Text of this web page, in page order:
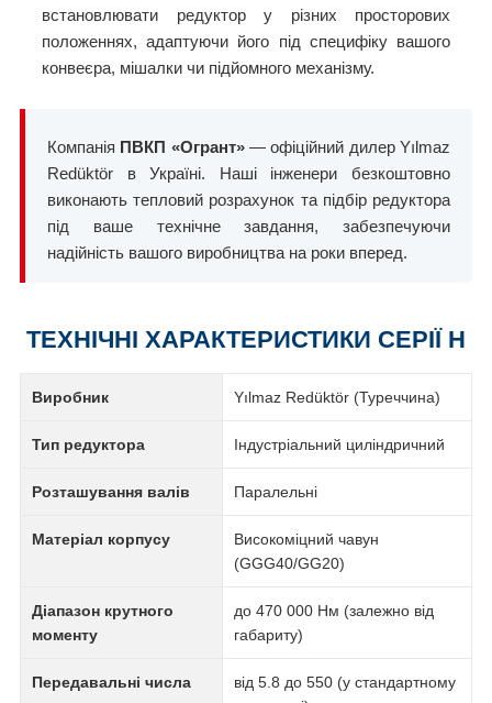
встановлювати редуктор у різних просторових
положеннях, адаптуючи його під специфіку вашого
конвеєра, мішалки чи підйомного механізму.
Компанія ПВКП «Огрант»— офіційний дилер Yılmaz
Redüktör в Україні. Наші інженери безкоштовно
виконають тепловий розрахунок та підбір редуктора
під ваше технічне завдання, забезпечуючи
надійність вашого виробництва на роки вперед.
ТЕХНІЧНІ ХАРАКТЕРИСТИКИ СЕРІЇ H
Виробник Yılmaz Redüktör (Туреччина)
Тип редуктора Індустріальний циліндричний
Розташування валів Паралельні
Матеріал корпусу
Високоміцний чавун
(GGG40/GG20)
Діапазон крутного
моменту
до 470 000 Нм (залежно від
габариту)
Передавальні числа
від 5.8 до 550 (у стандартному